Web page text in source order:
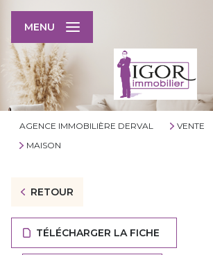
MENU
AGENCE IMMOBILIÈRE DERVAL VENTE
MAISON
RETOUR
TÉLÉCHARGER LA FICHE